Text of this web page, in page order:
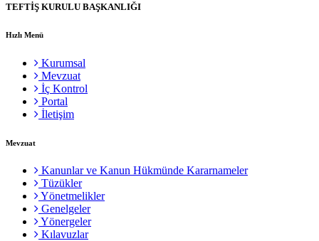
TEFTİŞ KURULU BAŞKANLIĞI
Hızlı Menü
Kurumsal
Mevzuat
İç Kontrol
Portal
İletişim
Mevzuat
Kanunlar ve Kanun Hükmünde Kararnameler
Tüzükler
Yönetmelikler
Genelgeler
Yönergeler
Kılavuzlar